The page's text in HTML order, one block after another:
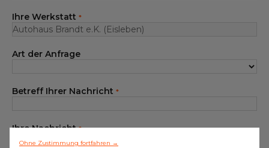
Kundenservice
Alle Werkstätten
Dem Netz beitreten
Ihre Werkstatt *
Art der Anfrage
Betreff Ihrer Nachricht *
Ihre Nachricht*
Ohne Zustimmung fortfahren →